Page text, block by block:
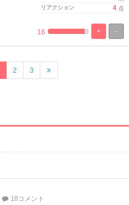
リアクション
4 点
-
+
%
100%
16
2 3
18コメント